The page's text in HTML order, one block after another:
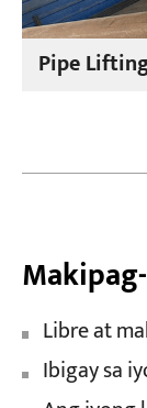
Pipe
Libre at
Ibigay sa